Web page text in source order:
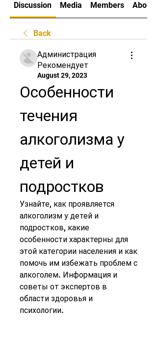
Discussion Media Members About
Back
Администрация
Рекомендует
August 29, 2023
Особенности
течения
алкоголизма у
детей и
подростков
Узнайте, как проявляется
алкоголизм у детей и
подростков, какие
особенности характерны для
этой категории населения и как
помочь им избежать проблем с
алкоголем. Информация и
советы от экспертов в
области здоровья и
психологии.